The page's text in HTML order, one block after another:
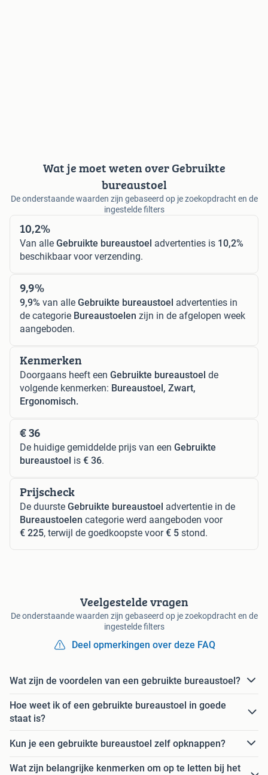
Wat je moet weten over Gebruikte
bureaustoel
De onderstaande waarden zijn gebaseerd op je zoekopdracht en de
ingestelde filters
10,2%
Van alle Gebruikte bureaustoel advertenties is 10,2%
beschikbaar voor verzending.
9,9%
9,9% van alle Gebruikte bureaustoel advertenties in
de categorie Bureaustoelen zijn in de afgelopen week
aangeboden.
Kenmerken
Doorgaans heeft een Gebruikte bureaustoel de
volgende kenmerken: Bureaustoel, Zwart,
Ergonomisch.
€ 36
De huidige gemiddelde prijs van een Gebruikte
bureaustoel is € 36.
Prijscheck
De duurste Gebruikte bureaustoel advertentie in de
Bureaustoelen categorie werd aangeboden voor
€ 225, terwijl de goedkoopste voor€ 5 stond.
Veelgestelde vragen
De onderstaande waarden zijn gebaseerd op je zoekopdracht en de
ingestelde filters
Deel opmerkingen over deze FAQ
Wat zijn de voordelen van een gebruikte bureaustoel?
Hoe weet ik of een gebruikte bureaustoel in goede
staat is?
Kun je een gebruikte bureaustoel zelf opknappen?
Wat zijn belangrijke kenmerken om op te letten bij het